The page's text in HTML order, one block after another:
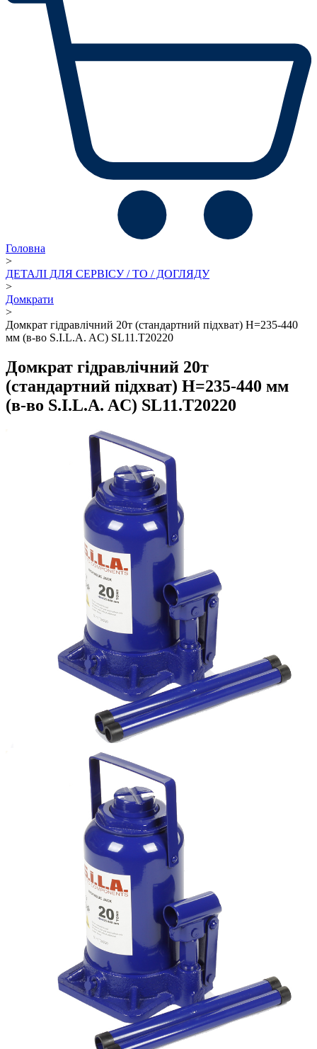
Головна
>
ДЕТАЛІ ДЛЯ СЕРВІСУ / ТО / ДОГЛЯДУ
>
Домкрати
>
Домкрат гідравлічний 20т (стандартний підхват) H=235-440
мм (в-во S.I.L.A. AC) SL11.T20220
Домкрат гідравлічний 20т
(стандартний підхват) H=235-440 мм
(в-во S.I.L.A. AC) SL11.T20220